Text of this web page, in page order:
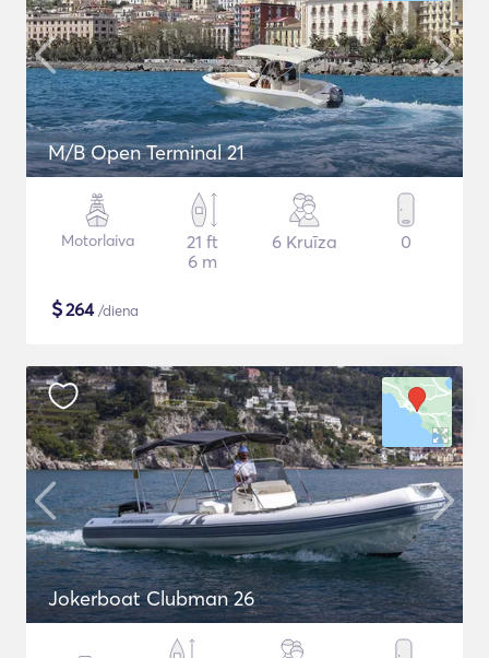
M/B Open Terminal 21
Motorlaiva
21 ft
6 m
6 Kruīza 0
$264/diena
Jokerboat Clubman 26